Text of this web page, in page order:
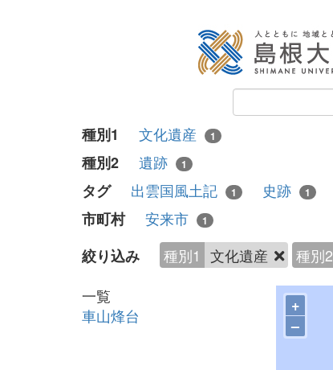
種別1 文化遺産 1
種別2 遺跡 1
タグ 出雲国風土記 1 史跡 1
市町村 安来市 1
絞り込み 種別1 文化遺産 種別2
一覧
車山烽台
+
–